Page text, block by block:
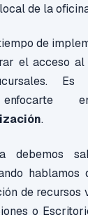
de la
de
el acceso
Es
.
debemos
hablamos
de recursos
o